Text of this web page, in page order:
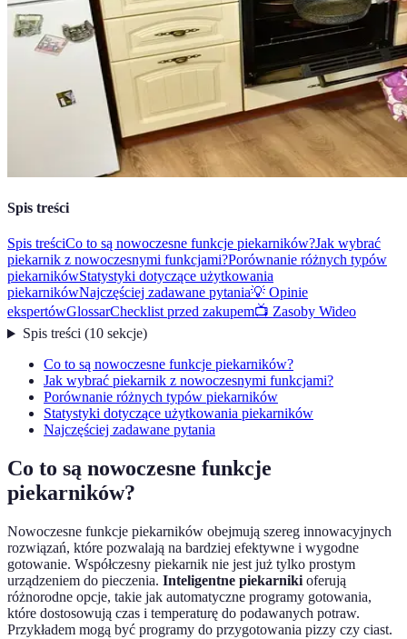
Spis treści
Spis treściCo to są nowoczesne funkcje piekarników?Jak wybrać
piekarnik z nowoczesnymi funkcjami?Porównanie różnych typów
piekarnikówStatystyki dotyczące użytkowania
piekarnikówNajczęściej zadawane pytania💡 Opinie
ekspertówGlossarChecklist przed zakupem📺 Zasoby Wideo
Spis treści(10 sekcje)
Co to są nowoczesne funkcje piekarników?
Jak wybrać piekarnik z nowoczesnymi funkcjami?
Porównanie różnych typów piekarników
Statystyki dotyczące użytkowania piekarników
Najczęściej zadawane pytania
Co to są nowoczesne funkcje
piekarników?
Nowoczesne funkcje piekarników obejmują szereg innowacyjnych
rozwiązań, które pozwalają na bardziej efektywne i wygodne
gotowanie. Współczesny piekarnik nie jest już tylko prostym
urządzeniem do pieczenia. Inteligentne piekarniki oferują
różnorodne opcje, takie jak automatyczne programy gotowania,
które dostosowują czas i temperaturę do podawanych potraw.
Przykładem mogą być programy do przygotowania pizzy czy ciast.